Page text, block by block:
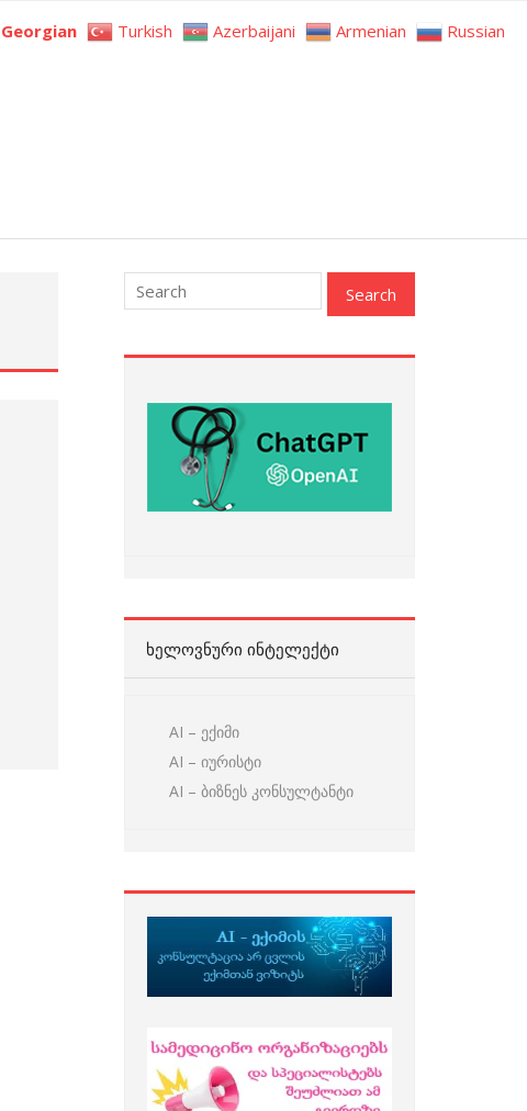
ᲮᲔᲚᲝᲕᲜᲣᲠᲘ ᲘᲜᲢᲔᲚᲔᲥᲢᲘ
AI – ექიმი
AI – იურისტი
AI – ბიზნეს კონსულტანტი
Georgian Turkish Azerbaijani Armenian Russian